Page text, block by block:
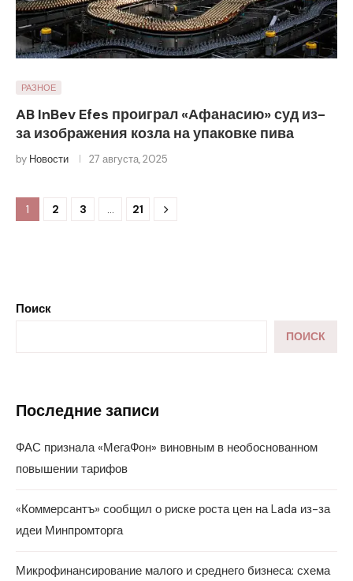
РАЗНОЕ
AB InBev Efes проиграл «Афанасию» суд из-
за изображения козла на упаковке пива
by Новости 27 августа, 2025
1 2 3 … 21
Поиск
ПОИСК
Последние записи
ФАС признала «МегаФон» виновным в необоснованном
повышении тарифов
«Коммерсантъ» сообщил о риске роста цен на Lada из-за
идеи Минпромторга
Микрофинансирование малого и среднего бизнеса: схема